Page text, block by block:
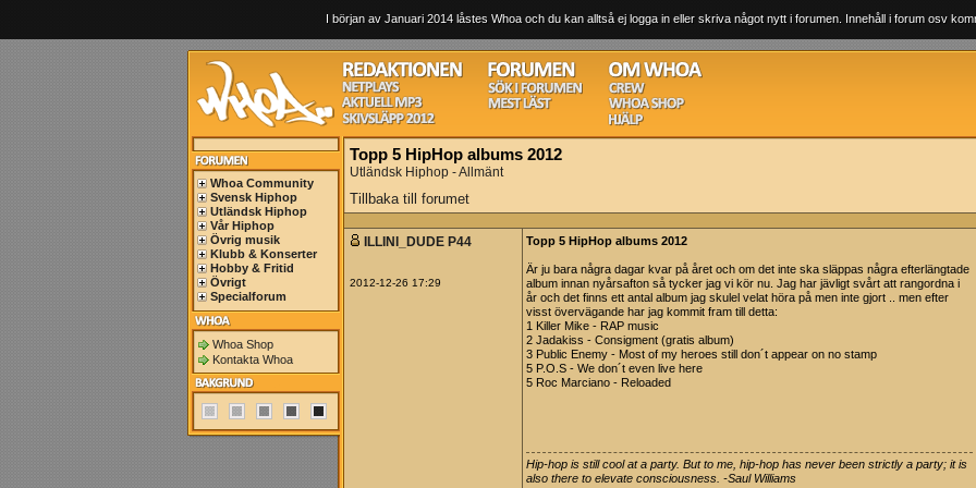
I början av Januari 2014 låstes Whoa och du kan alltså ej logga in eller skriva något nytt i forumen. Innehåll i forum osv
Whoa Community
Svensk Hiphop
Utländsk Hiphop
Vår Hiphop
Övrig musik
Klubb & Konserter
Hobby & Fritid
Övrigt
Specialforum
Whoa Shop
Kontakta Whoa
Topp 5 HipHop albums 2012
Utländsk Hiphop - Allmänt
Tillbaka till forumet
ILLINI_DUDE P44
2012-12-26 17:29
Topp 5 HipHop albums 2012
Är ju bara några dagar kvar på året och om det inte ska släppas några efterlängtade
album innan nyårsafton så tycker jag vi kör nu. Jag har jävligt svårt att rangordna i
år och det finns ett antal album jag skulel velat höra på men inte gjort .. men efter
visst övervägande har jag kommit fram till detta:
1 Killer Mike - RAP music
2 Jadakiss - Consigment (gratis album)
3 Public Enemy - Most of my heroes still don´t appear on no stamp
5 P.O.S - We don´t even live here
5 Roc Marciano - Reloaded
Hip-hop is still cool at a party. But to me, hip-hop has never been strictly a party; it is
also there to elevate consciousness. -Saul Williams